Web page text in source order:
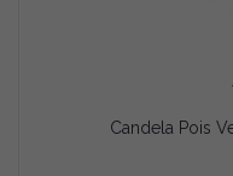
Candela Pois